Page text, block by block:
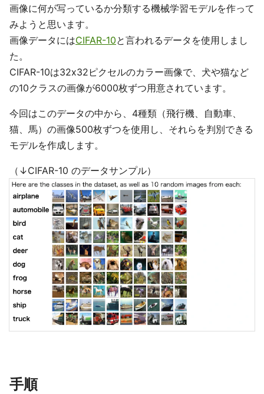
画像に何が写っているか分類する機械学習モデルを作って
みようと思います。
画像データにはCIFAR-10と言われるデータを使用しまし
た。
CIFAR-10は32x32ピクセルのカラー画像で、犬や猫など
の10クラスの画像が6000枚ずつ用意されています。
今回はこのデータの中から、4種類（飛行機、自動車、
猫、馬）の画像500枚ずつを使用し、それらを判別できる
モデルを作成します。
（↓CIFAR-10 のデータサンプル）
手順